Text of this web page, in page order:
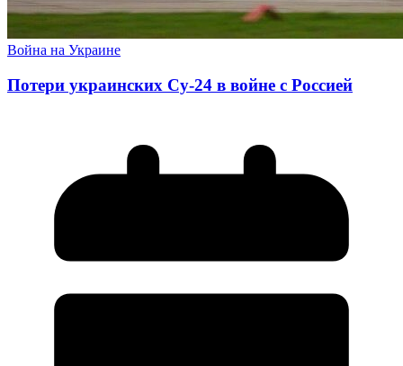
Война на Украине
Потери украинских Су-24 в войне с Россией